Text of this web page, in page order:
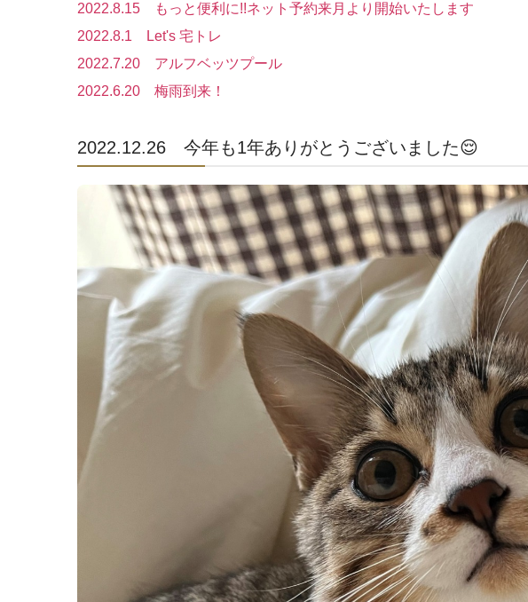
2022.8.15 もっと便利に!!ネット予約来月より開始いたします
2022.8.1 Let's 宅トレ
2022.7.20 アルフベッツプール
2022.6.20 梅雨到来！
2022.12.26 今年も1年ありがとうございました😌